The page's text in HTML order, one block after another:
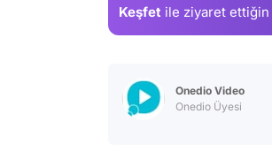
Keşfet ile ziyaret ettiğin
Onedio Video
Onedio Üyesi